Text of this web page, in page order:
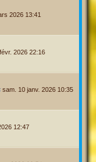
2026 13:41
2026 22:16
sam. 10 janv. 2026 10:35
12:47